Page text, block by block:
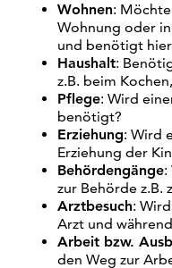
Wohnen:
Wohnung oder
und benötigt
Haushalt:
z.B. beim
Pflege: Wird
benötigt?
Erziehung: Wird
Erziehung der
Behördengänge:
zur Behörde z.B.
Arztbesuch:
Arzt und
Arbeit bzw.
den Weg zur